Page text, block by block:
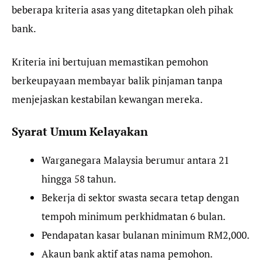
beberapa kriteria asas yang ditetapkan oleh pihak
bank.
Kriteria ini bertujuan memastikan pemohon
berkeupayaan membayar balik pinjaman tanpa
menjejaskan kestabilan kewangan mereka.
Syarat Umum Kelayakan
Warganegara Malaysia berumur antara 21
hingga 58 tahun.
Bekerja di sektor swasta secara tetap dengan
tempoh minimum perkhidmatan 6 bulan.
Pendapatan kasar bulanan minimum RM2,000.
Akaun bank aktif atas nama pemohon.